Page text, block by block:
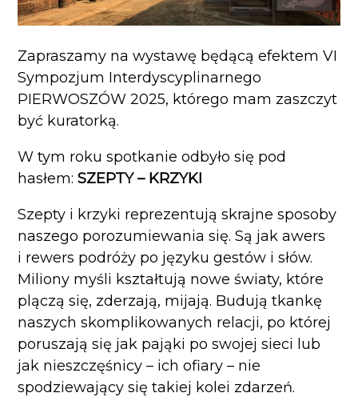
Zapraszamy na wystawę będącą efektem VI
Sympozjum Interdyscyplinarnego
PIERWOSZÓW 2025, którego mam zaszczyt
być kuratorką.
W tym roku spotkanie odbyło się pod
hasłem:SZEPTY – KRZYKI
Szepty i krzyki reprezentują skrajne sposoby
naszego porozumiewania się. Są jak awers
i rewers podróży po języku gestów i słów.
Miliony myśli kształtują nowe światy, które
plączą się, zderzają, mijają. Budują tkankę
naszych skomplikowanych relacji, po której
poruszają się jak pająki po swojej sieci lub
jak nieszczęśnicy – ich ofiary – nie
spodziewający się takiej kolei zdarzeń.